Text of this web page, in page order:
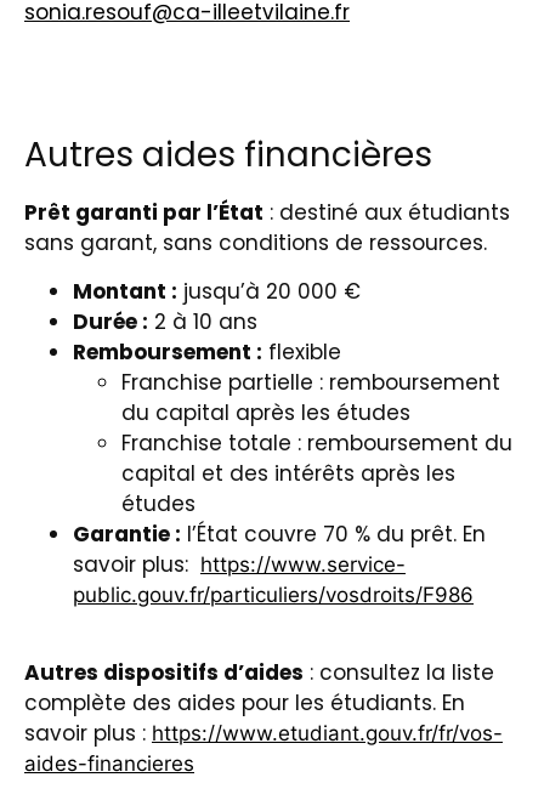
sonia.resouf@ca-illeetvilaine.fr
Autres aides financières
Prêt garanti par l’État : destiné aux étudiants
sans garant, sans conditions de ressources.
Montant : jusqu’à 20 000 €
Durée : 2 à 10 ans
Remboursement : flexible
Franchise partielle : remboursement
du capital après les études
Franchise totale : remboursement du
capital et des intérêts après les
études
Garantie : l’État couvre 70 % du prêt. En
savoir plus: https://www.service-
public.gouv.fr/particuliers/vosdroits/F986
Autres dispositifs d’aides : consultez la liste
complète des aides pour les étudiants. En
savoir plus : https://www.etudiant.gouv.fr/fr/vos-
aides-financieres